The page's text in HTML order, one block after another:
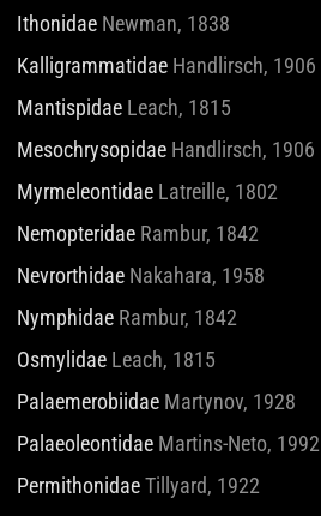
Ithonidae Newman, 1838
Kalligrammatidae Handlirsch, 1906
Mantispidae Leach, 1815
Mesochrysopidae Handlirsch, 1906
Myrmeleontidae Latreille, 1802
Nemopteridae Rambur, 1842
Nevrorthidae Nakahara, 1958
Nymphidae Rambur, 1842
Osmylidae Leach, 1815
Palaemerobiidae Martynov, 1928
Palaeoleontidae Martins-Neto, 1992
PermithonidaeTillyard, 1922